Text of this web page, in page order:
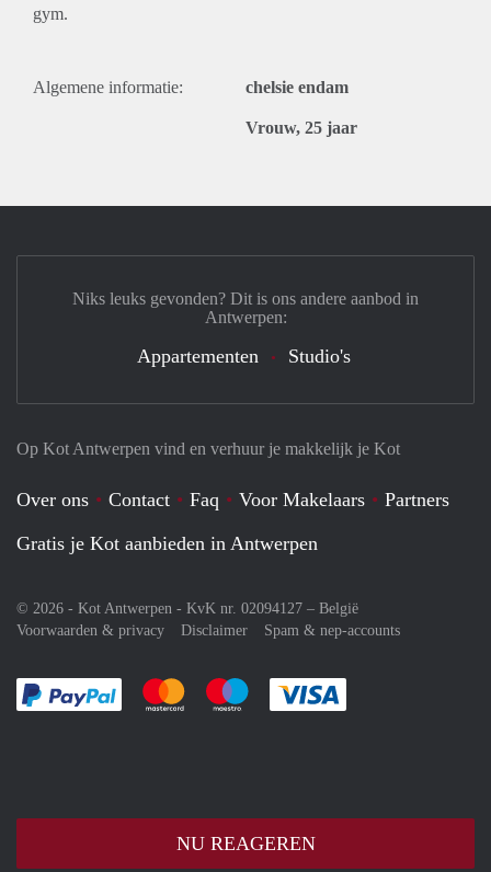
gym.
Algemene informatie: chelsie endam
Vrouw, 25 jaar
NU REAGEREN
Op Kot Antwerpen vind en verhuur je makkelijk je Kot
Over ons Contact Faq Voor Makelaars
Partners
Gratis je Kot aanbieden in Antwerpen
© 2026 - Kot Antwerpen - KvK nr. 02094127 – België
Voorwaarden & privacy
Disclaimer Spam & nep-accounts
Je rekent gemakkelijk af met Paypal
Je rekent gemakkelijk af met Mastercard
Je rekent gemakkelijk af met Meastro
Niks leuks gevonden? Dit is ons andere aanbod in
Antwerpen:
Appartementen Studio's